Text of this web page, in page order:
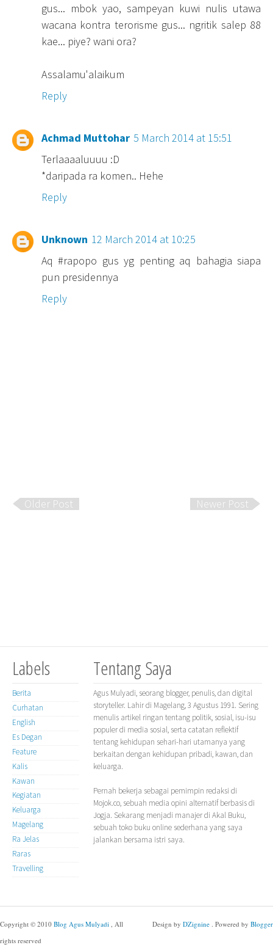
gus... mbok yao, sampeyan kuwi nulis utawa
wacana kontra terorisme gus... ngritik salep 88
kae... piye? wani ora?
Assalamu'alaikum
Reply
Achmad Muttohar 5 March 2014 at 15:51
Terlaaaaluuuu :D
*daripada ra komen.. Hehe
Reply
Unknown 12 March 2014 at 10:25
Aq #rapopo gus yg penting aq bahagia siapa
pun presidennya
Reply
Newer Post
Older Post
Labels
Berita
Curhatan
English
Es Degan
Feature
Kalis
Kawan
Kegiatan
Keluarga
Magelang
Ra Jelas
Raras
Travelling
Tentang Saya
Agus Mulyadi, seorang blogger, penulis, dan digital
storyteller. Lahir di Magelang, 3 Agustus 1991. Sering
menulis artikel ringan tentang politik, sosial, isu-isu
populer di media sosial, serta catatan reflektif
tentang kehidupan sehari-hari utamanya yang
berkaitan dengan kehidupan pribadi, kawan, dan
keluarga.
Pernah bekerja sebagai pemimpin redaksi di
Mojok.co, sebuah media opini alternatif berbasis di
Jogja. Sekarang menjadi manajer di Akal Buku,
sebuah toko buku online sederhana yang saya
jalankan bersama istri saya.
Copyright © 2010 Blog Agus Mulyadi
, All
rights reserved
Design by DZignine . Powered by Blogger